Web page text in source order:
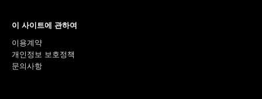
이 사이트에 관하여
이용계약
개인정보 보호정책
문의사항